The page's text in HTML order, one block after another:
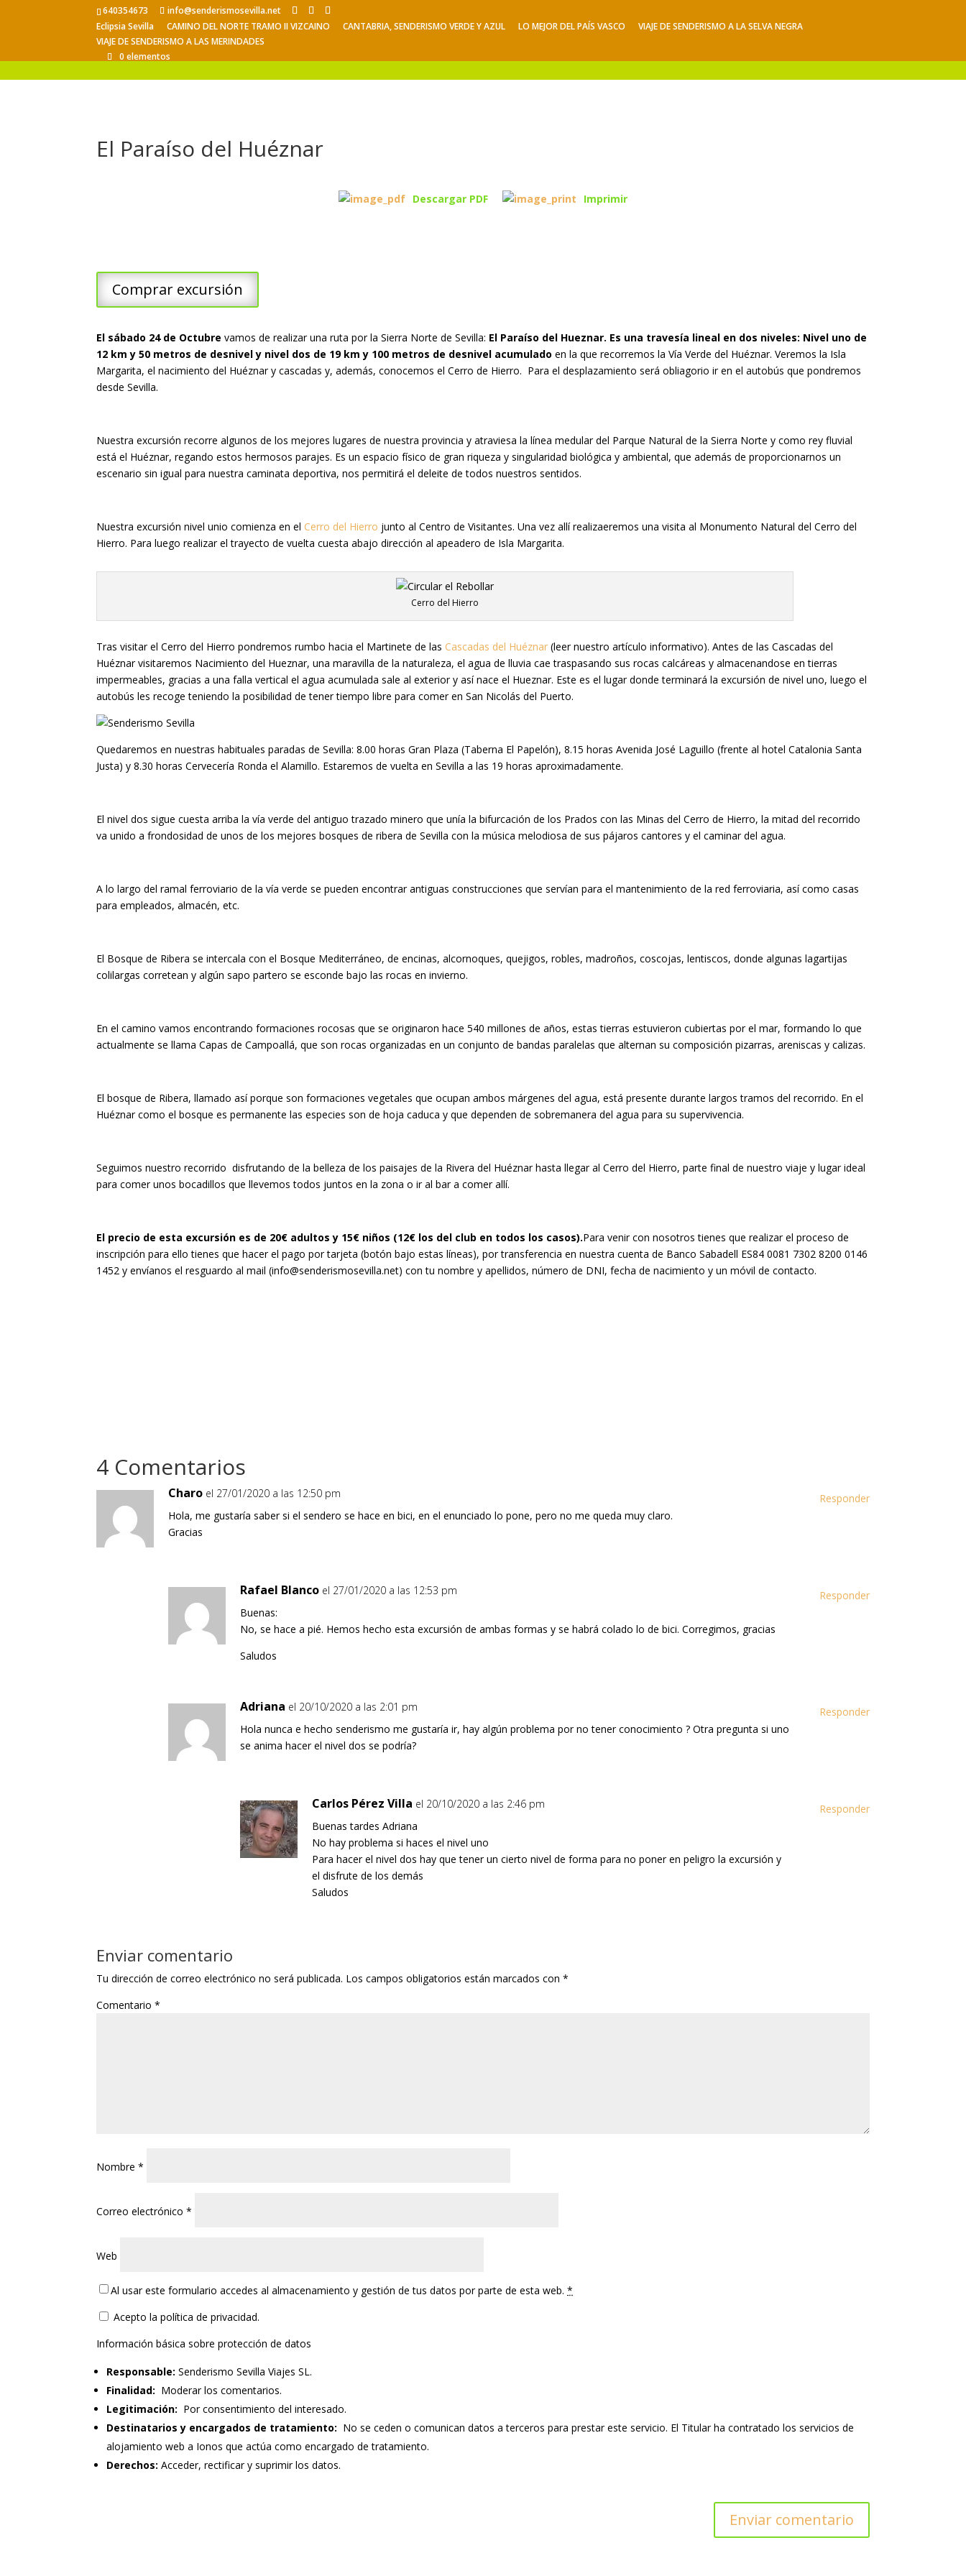
640354673
info@senderismosevilla.net
Eclipsia Sevilla
CAMINO DEL NORTE TRAMO II VIZCAINO CANTABRIA, SENDERISMO VERDE Y AZUL LO MEJOR DEL PAÍS VASCO
VIAJE DE SENDERISMO A LA SELVA NEGRA
VIAJE DE SENDERISMO A LAS MERINDADES
0 elementos
El Paraíso del Huéznar
Descargar PDF Imprimir
Comprar excursión
El sábado 24 de Octubre vamos de realizar una ruta por la Sierra Norte de Sevilla: El Paraíso del Hueznar. Es una travesía lineal en dos niveles: Nivel uno de
12 km y 50 metros de desnivel y nivel dos de 19 km y 100 metros de desnivel acumulado en la que recorremos la Vía Verde del Huéznar. Veremos la Isla
Margarita, el nacimiento del Huéznar y cascadas y, además, conocemos el Cerro de Hierro. Para el desplazamiento será obliagorio ir en el autobús que pondremos
desde Sevilla.
Nuestra excursión recorre algunos de los mejores lugares de nuestra provincia y atraviesa la línea medular del Parque Natural de la Sierra Norte y como rey fluvial
está el Huéznar, regando estos hermosos parajes. Es un espacio físico de gran riqueza y singularidad biológica y ambiental, que además de proporcionarnos un
escenario sin igual para nuestra caminata deportiva, nos permitirá el deleite de todos nuestros sentidos.
Nuestra excursión nivel unio comienza en el Cerro del Hierro junto al Centro de Visitantes. Una vez allí realizaeremos una visita al Monumento Natural del Cerro del
Hierro. Para luego realizar el trayecto de vuelta cuesta abajo dirección al apeadero de Isla Margarita.
Cerro del Hierro
Tras visitar el Cerro del Hierro pondremos rumbo hacia el Martinete de las Cascadas del Huéznar (leer nuestro artículo informativo). Antes de las Cascadas del
Huéznar visitaremos Nacimiento del Hueznar, una maravilla de la naturaleza, el agua de lluvia cae traspasando sus rocas calcáreas y almacenandose en tierras
impermeables, gracias a una falla vertical el agua acumulada sale al exterior y así nace el Hueznar. Este es el lugar donde terminará la excursión de nivel uno, luego el
autobús les recoge teniendo la posibilidad de tener tiempo libre para comer en San Nicolás del Puerto.
Quedaremos en nuestras habituales paradas de Sevilla: 8.00 horas Gran Plaza (Taberna El Papelón), 8.15 horas Avenida José Laguillo (frente al hotel Catalonia Santa
Justa) y 8.30 horas Cervecería Ronda el Alamillo. Estaremos de vuelta en Sevilla a las 19 horas aproximadamente.
El nivel dos sigue cuesta arriba la vía verde del antiguo trazado minero que unía la bifurcación de los Prados con las Minas del Cerro de Hierro, la mitad del recorrido
va unido a frondosidad de unos de los mejores bosques de ribera de Sevilla con la música melodiosa de sus pájaros cantores y el caminar del agua.
A lo largo del ramal ferroviario de la vía verde se pueden encontrar antiguas construcciones que servían para el mantenimiento de la red ferroviaria, así como casas
para empleados, almacén, etc.
El Bosque de Ribera se intercala con el Bosque Mediterráneo, de encinas, alcornoques, quejigos, robles, madroños, coscojas, lentiscos, donde algunas lagartijas
colilargas corretean y algún sapo partero se esconde bajo las rocas en invierno.
En el camino vamos encontrando formaciones rocosas que se originaron hace 540 millones de años, estas tierras estuvieron cubiertas por el mar, formando lo que
actualmente se llama Capas de Campoallá, que son rocas organizadas en un conjunto de bandas paralelas que alternan su composición pizarras, areniscas y calizas.
El bosque de Ribera, llamado así porque son formaciones vegetales que ocupan ambos márgenes del agua, está presente durante largos tramos del recorrido. En el
Huéznar como el bosque es permanente las especies son de hoja caduca y que dependen de sobremanera del agua para su supervivencia.
Seguimos nuestro recorrido disfrutando de la belleza de los paisajes de la Rivera del Huéznar hasta llegar al Cerro del Hierro, parte final de nuestro viaje y lugar ideal
para comer unos bocadillos que llevemos todos juntos en la zona o ir al bar a comer allí.
El precio de esta excursión es de 20€ adultos y 15€ niños (12€ los del club en todos los casos).Para venir con nosotros tienes que realizar el proceso de
inscripción para ello tienes que hacer el pago por tarjeta (botón bajo estas líneas), por transferencia en nuestra cuenta de Banco Sabadell ES84 0081 7302 8200 0146
1452 y envíanos el resguardo al mail (info@senderismosevilla.net) con tu nombre y apellidos, número de DNI, fecha de nacimiento y un móvil de contacto.
4 Comentarios
Charo el 27/01/2020 a las 12:50 pm
Hola, me gustaría saber si el sendero se hace en bici, en el enunciado lo pone, pero no me queda muy claro.
Gracias
Responder
Rafael Blanco el 27/01/2020 a las 12:53 pm
Buenas:
No, se hace a pié. Hemos hecho esta excursión de ambas formas y se habrá colado lo de bici. Corregimos, gracias
Saludos
Responder
Adriana el 20/10/2020 a las 2:01 pm
Hola nunca e hecho senderismo me gustaría ir, hay algún problema por no tener conocimiento ? Otra pregunta si uno
se anima hacer el nivel dos se podría?
Responder
Carlos Pérez Villa el 20/10/2020 a las 2:46 pm
Buenas tardes Adriana
No hay problema si haces el nivel uno
Para hacer el nivel dos hay que tener un cierto nivel de forma para no poner en peligro la excursión y
el disfrute de los demás
Saludos
Responder
Enviar comentario
Tu dirección de correo electrónico no será publicada. Los campos obligatorios están marcados con*
Comentario*
Nombre*
Correo electrónico*
Web
Al usar este formulario accedes al almacenamiento y gestión de tus datos por parte de esta web.*
Acepto la política de privacidad.
Información básica sobre protección de datos
Responsable: Senderismo Sevilla Viajes SL.
Finalidad: Moderar los comentarios.
Legitimación: Por consentimiento del interesado.
Destinatarios y encargados de tratamiento: No se ceden o comunican datos a terceros para prestar este servicio. El Titular ha contratado los servicios de
alojamiento web a Ionos que actúa como encargado de tratamiento.
Derechos: Acceder, rectificar y suprimir los datos.